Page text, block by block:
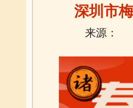
深圳市
来源：